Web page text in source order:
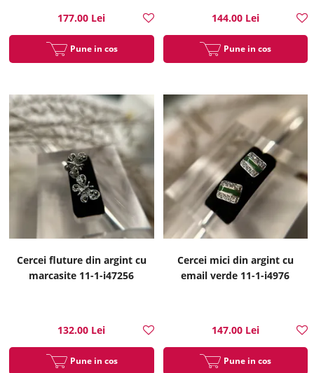
177.00 Lei
Pune in cos
144.00 Lei
Pune in cos
Cercei fluture din argint cu
marcasite 11-1-i47256
132.00 Lei
Pune in cos
Cercei mici din argint cu
email verde 11-1-i4976
147.00 Lei
Pune in cos